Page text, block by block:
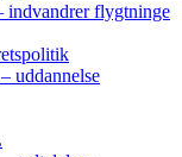
indvandrer flygtninge
uddannelse